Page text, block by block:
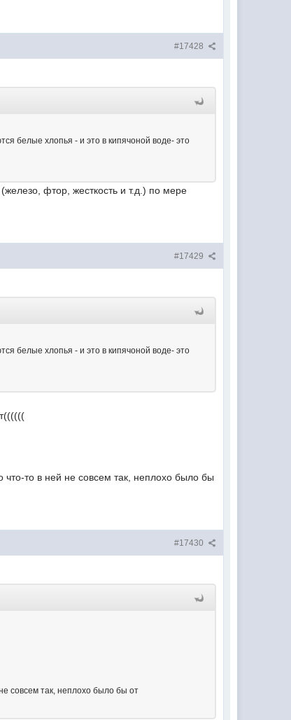
#17428
белые хлопья - и это в кипячоной воде- это
фтор, жесткость и т.д.) по мере
#17429
белые хлопья - и это в кипячоной воде- это
то в ней не совсем так, неплохо было бы
#17430
совсем так, неплохо было бы от